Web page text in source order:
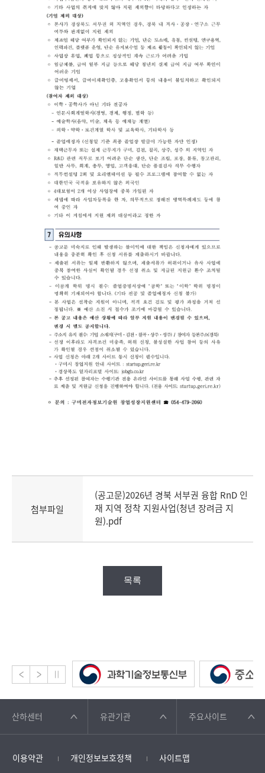
첨부파일
(공고문)2026년 경북 서부권 융합 RnD 인
재 지역 정착 지원사업(청년 장려금 지
원).pdf
목록
산하센터 유관기관 주요사이트
이용약관 개인정보보호정책
사이트맵